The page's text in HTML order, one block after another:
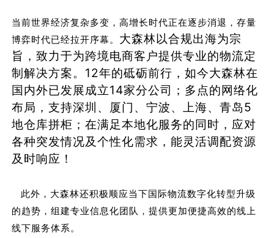
当前世界经济复杂多变，高增长时代正在逐步消退，存量
博弈时代已经拉开序幕。 大森林以合规出海为宗
旨，致力于为跨境电商客户提供专业的物流定
制解决方案。12年的砥砺前行，如今大森林在
国内外已发展成立14家分公司；多点的网络化
布局，支持深圳、厦门、宁波、上海、青岛5
地仓库拼柜；在满足本地化服务的同时，应对
各种突发情况及个性化需求，能灵活调配资源
及时响应！
此外，大森林还积极顺应当下国际物流数字化转型升级
的趋势，组建专业信息化团队，提供更加便捷高效的线上
线下服务体系。